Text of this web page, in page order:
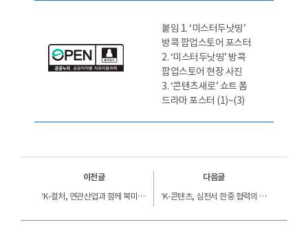
붙임 1. ‘미스터두낫띵’
방콕 팝업스토어 포스터
2. ‘미스터두낫띵’ 방콕
팝업스토어 현장 사진
3. ‘콘텐츠새로’ 쇼트 폼
드라마 포스터 (1)~(3)
이전글
‘K-컬처, 연관산업과 함께 북미 시장 공략 시동’ 콘진원, ‘2025 K-엑스포’ 캐나다서 성황리 개최
다음글
‘K-콘텐츠, 심천서 한중 협력의 새 지평 열다’ 콘진원, ‘2025 K-콘텐츠 엑스포 in 중국’ 개최